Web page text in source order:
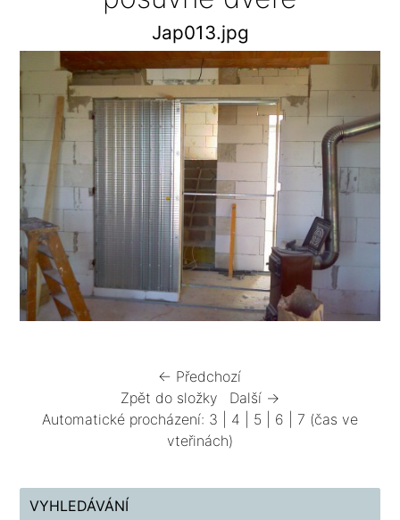
Jap013.jpg
← Předchozí
Zpět do složky
Další →
Automatické procházení: 3 4 5 6 7 (čas ve
vteřinách)
VYHLEDÁVÁNÍ